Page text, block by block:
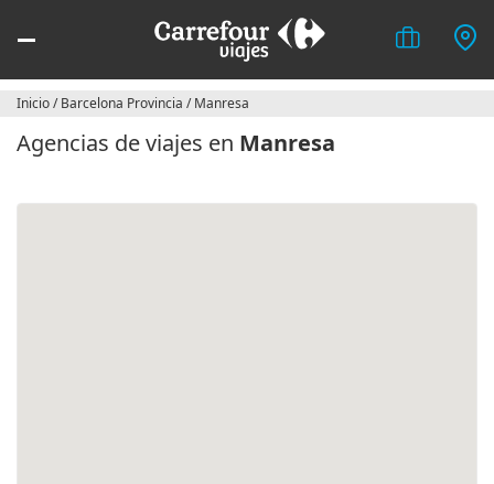
Inicio/Barcelona Provincia /Manresa
Agencias de viajes en Manresa